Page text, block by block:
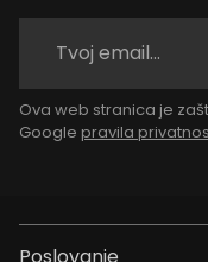
Ova web stranica je
Google pravila
Poslovanje